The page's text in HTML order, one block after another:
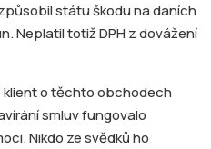
státu škodu na daních
Neplatil totiž DPH z dovážení
o těchto obchodech
smluv fungovalo
Nikdo ze svědků ho